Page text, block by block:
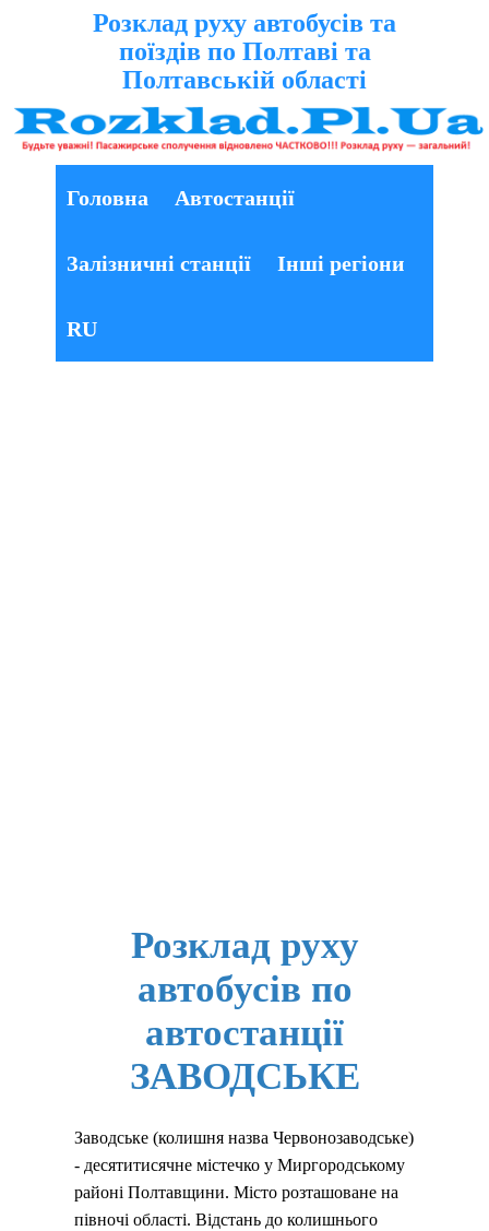
Розклад руху автобусів та
поїздів по Полтаві та
Полтавській області
Головна Автостанції
Залізничні станції Інші регіони
RU
Розклад руху
автобусів по
автостанції
ЗАВОДСЬКЕ
Заводське (колишня назва Червонозаводське)
- десятитисячне містечко у Миргородському
районі Полтавщини. Місто розташоване на
півночі області. Відстань до колишнього